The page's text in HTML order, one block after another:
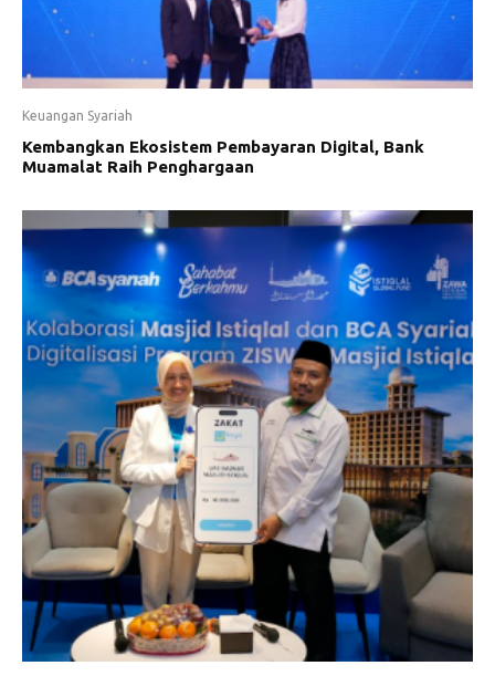
Keuangan Syariah
Kembangkan Ekosistem Pembayaran Digital, Bank
Muamalat Raih Penghargaan